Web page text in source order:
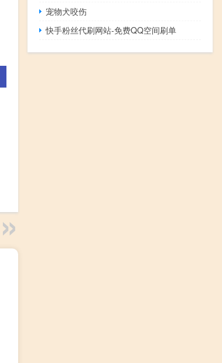
宠物犬咬伤
快手粉丝代刷网站-免费QQ空间刷单